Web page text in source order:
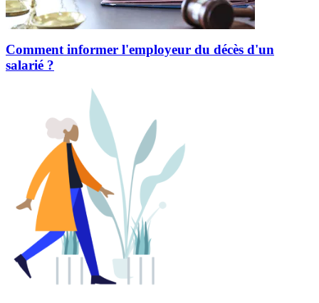
Comment informer l'employeur du décès d'un
salarié ?